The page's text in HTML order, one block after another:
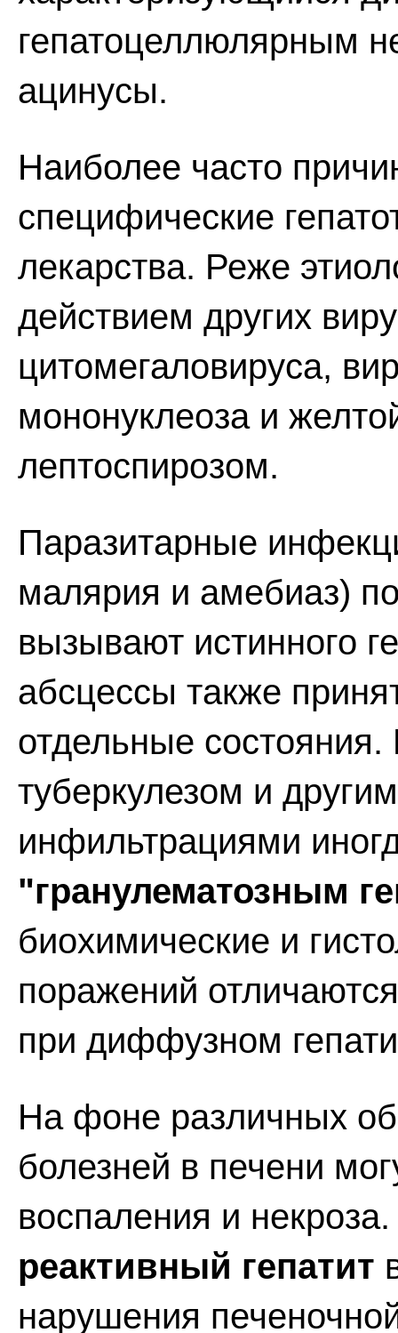
гепатоцеллюлярным
ацинусы.
Наиболее часто
специфические
лекарства. Реже
действием других
цитомегаловируса,
мононуклеоза и
лептоспирозом.
Паразитарные
малярия и амебиаз)
вызывают истинного
абсцессы также
отдельные
туберкулезом и
инфильтрациями
"гранулематозным
биохимические и
поражений
при диффузном
На фоне различных
болезней в печени
воспаления и
реактивный гепатит
нарушения